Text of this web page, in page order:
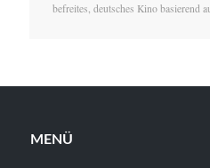
befreites, deutsches Kino basierend
MENÜ